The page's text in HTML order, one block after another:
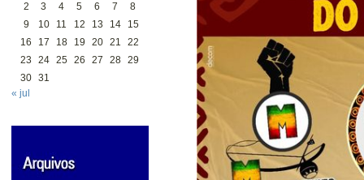
2
3 4 5 6 7
8
9
10 11 12 13 14
15
16
17 18 19 20 21
22
23
24 25 26 27 28 29
30 31
« jul